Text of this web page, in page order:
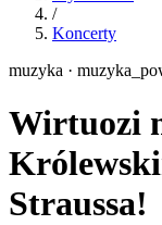
/
Koncerty
muzyka ·
Wirtuozi
Straussa!